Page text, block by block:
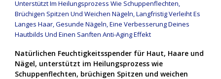
Natürlichen Feuchtigkeitsspender für Haut, Haare und
Nägel, unterstützt im Heilungsprozess wie
Schuppenflechten, brüchigen Spitzen und weichen